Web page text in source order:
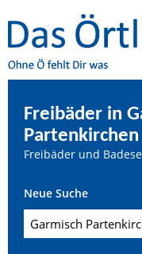
Freibäder in
Partenkirchen
Freibäder und
Neue Suche